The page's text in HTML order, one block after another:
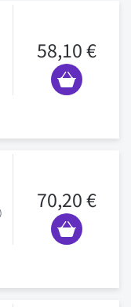
58,10 €
70,20 €